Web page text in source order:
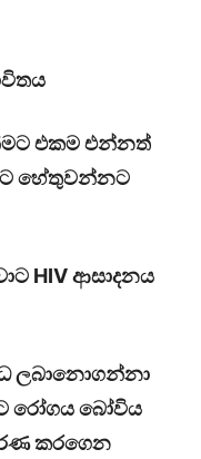
එකම එන්නත්
හේතුවන්නට
HIV ආසාදනය
ලබානොගන්නා
රෝගය බෝවිය
කරගෙන